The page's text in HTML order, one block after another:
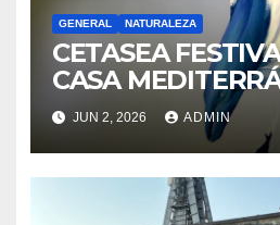
GENERAL NATURALEZA
CETASEA
CASA
JUN 2, 2026 ADMIN